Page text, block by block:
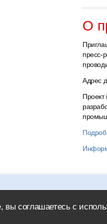
О
пресс-
Адрес
Проект
соглашаетесь с